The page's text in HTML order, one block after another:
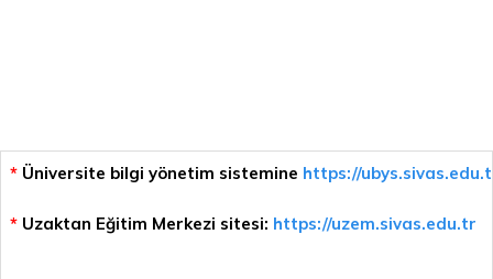
* Üniversite bilgi yönetim sistemine https://
* Uzaktan Eğitim Merkezi sitesi: https://uzem.sivas.edu.tr